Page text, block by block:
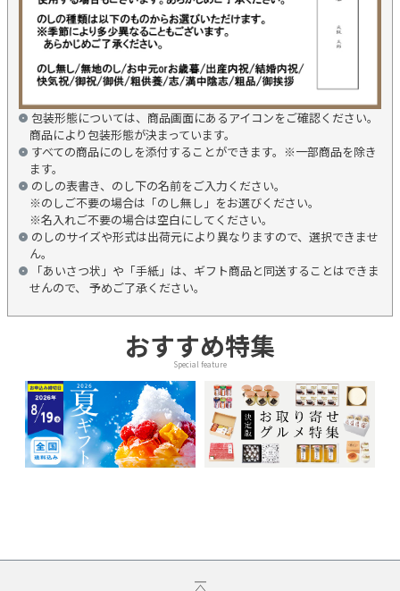
包装形態については、商品画面にあるアイコンをご確認ください。
商品により包装形態が決まっています。
すべての商品にのしを添付することができます。※一部商品を除き
ます。
のしの表書き、のし下の名前をご入力ください。
※のしご不要の場合は「のし無し」をお選びください。
※名入れご不要の場合は空白にしてください。
のしのサイズや形式は出荷元により異なりますので、選択できませ
ん。
「あいさつ状」や「手紙」は、ギフト商品と同送することはできま
せんので、 予めご了承ください。
おすすめ特集
Special feature